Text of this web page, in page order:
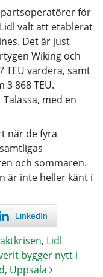
för
valt att etablerat
Det är just
Wiking och
TEU vardera, samt
3 868 TEU.
med en
när de fyra
och sommaren.
är inte heller känt i
LinkedIn
, Lidl
bygger nytt i
Uppsala